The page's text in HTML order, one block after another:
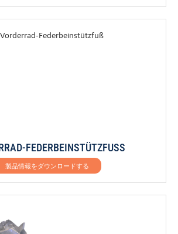
FEDERBEINSTÜTZFUSS
製品情報をダウンロードする